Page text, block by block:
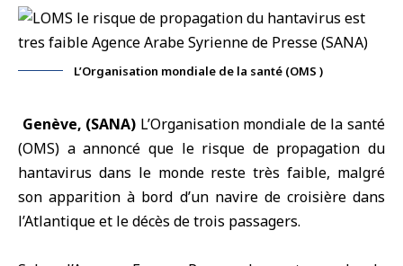
L’Organisation mondiale de la santé (OMS )
Genève, (SANA) L’Organisation mondiale de la santé
(OMS) a annoncé que le risque de propagation du
hantavirus dans le monde reste très faible, malgré
son apparition à bord d’un navire de croisière dans
l’Atlantique et le décès de trois passagers.